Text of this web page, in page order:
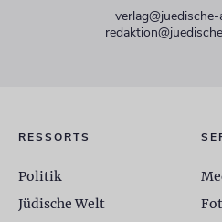
RESSORTS
Politik
Jüdische Welt